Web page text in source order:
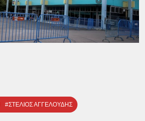
#ΣΤΕΛΙΟΣ ΑΓΓΕΛΟΥΔΗΣ